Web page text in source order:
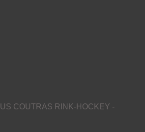
US COUTRAS RINK-HOCKEY -